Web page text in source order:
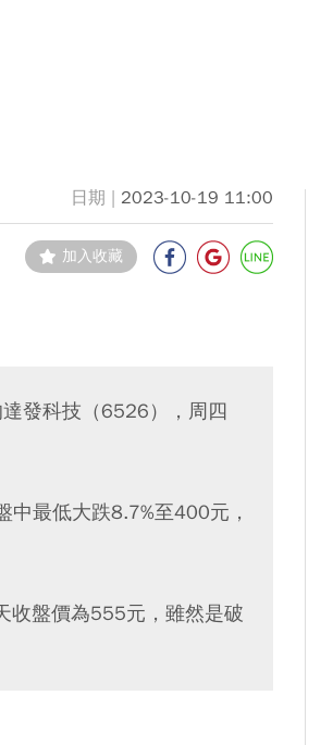
2023-10-19 11:00
加入收藏
發科技（6526），周四
最低大跌8.7%至400元，
收盤價為555元，雖然是破